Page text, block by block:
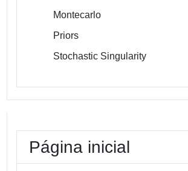
Montecarlo
Priors
Stochastic Singularity
Página inicial